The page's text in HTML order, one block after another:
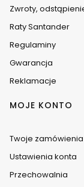
Zwroty,
Raty Santander
Regulaminy
Gwarancja
Reklamacje
MOJE KONTO
Twoje zamówienia
Ustawienia konta
Przechowalnia